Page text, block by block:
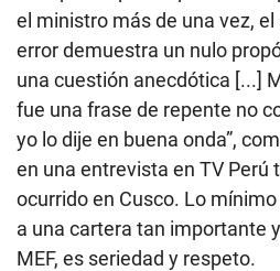
el ministro más de una vez,
error demuestra un nulo
una cuestión anecdótica [...]
fue una frase de repente no
yo lo dije en buena onda”,
en una entrevista en TV Perú
ocurrido en Cusco. Lo
a una cartera tan importante
MEF, es seriedad y respeto.